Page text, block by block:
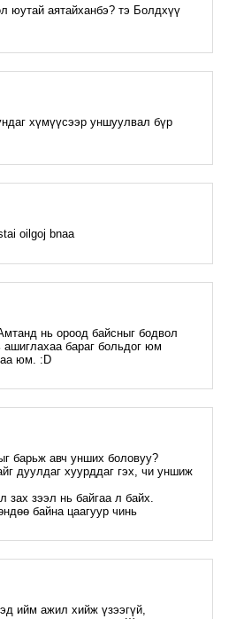
юутай аятайханбэ? тэ Болдхүү
хүмүүсээр уншуулвал бүр
oilgoj bnaa
нь ороод байсныг бодвол
ашиглахаа бараг больдог юм
юм. :D
барьж авч унших боловуу?
дуулдаг хуурддаг гэх, чи уншиж
зах зээл нь байгаа л байх.
байна цаагуур чинь
ийм ажил хийж үзээгүй,